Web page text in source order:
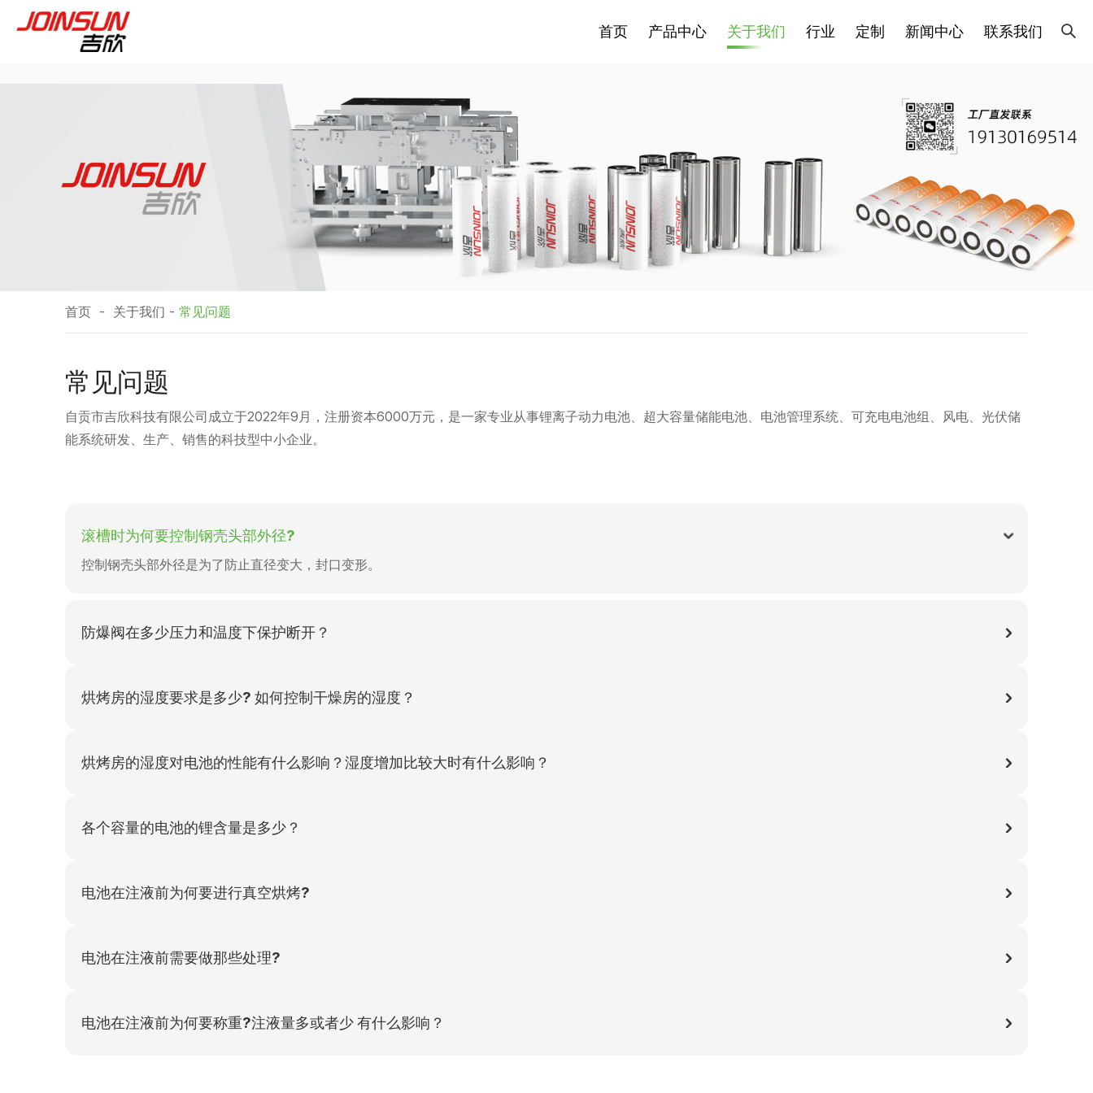
首页 产品中心 关于我们 行业 定制 新闻中心 联系我们
首页 - 关于我们 - 常见问题
常见问题
自贡市吉欣科技有限公司成立于2022年9月，注册资本6000万元，是一家专业从事锂离子动力电池、超大容量储能电池、电池管理系统、可充电电池组、风电、光伏储
能系统研发、生产、销售的科技型中小企业。
滚槽时为何要控制钢壳头部外径?
控制钢壳头部外径是为了防止直径变大，封口变形。
防爆阀在多少压力和温度下保护断开？
烘烤房的湿度要求是多少? 如何控制干燥房的湿度？
烘烤房的湿度对电池的性能有什么影响？湿度增加比较大时有什么影响？
各个容量的电池的锂含量是多少？
电池在注液前为何要进行真空烘烤?
电池在注液前需要做那些处理?
电池在注液前为何要称重?注液量多或者少 有什么影响？